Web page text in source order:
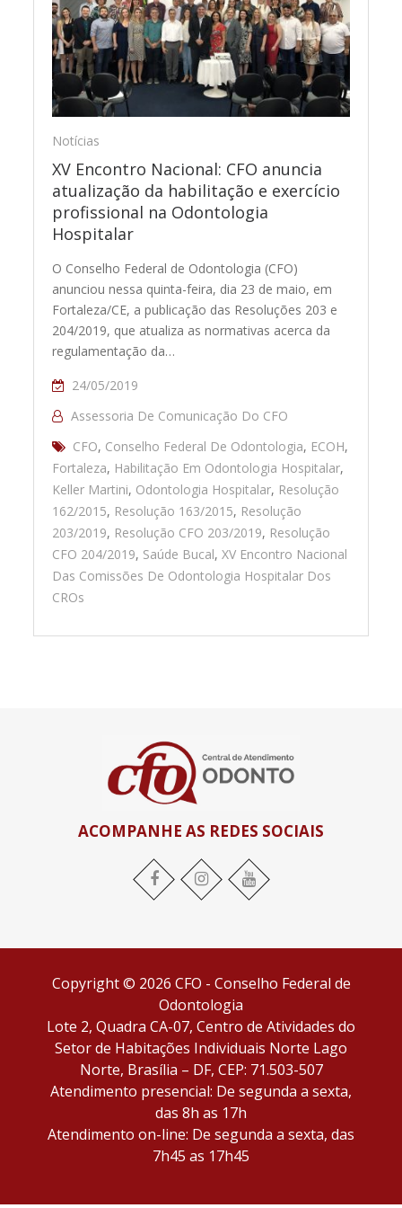
Notícias
XV Encontro Nacional: CFO anuncia
atualização da habilitação e exercício
profissional na Odontologia
Hospitalar
O Conselho Federal de Odontologia (CFO)
anunciou nessa quinta-feira, dia 23 de maio, em
Fortaleza/CE, a publicação das Resoluções 203 e
204/2019, que atualiza as normativas acerca da
regulamentação da…
24/05/2019
Assessoria De Comunicação Do CFO
CFO, Conselho Federal De Odontologia, ECOH,
Fortaleza, Habilitação Em Odontologia Hospitalar,
Keller Martini, Odontologia Hospitalar, Resolução
162/2015, Resolução 163/2015, Resolução
203/2019, Resolução CFO 203/2019, Resolução
CFO 204/2019, Saúde Bucal,XV Encontro Nacional
Das Comissões De Odontologia Hospitalar Dos
CROs
ACOMPANHE AS REDES SOCIAIS
Facebook Instagram YouTube
Copyright © 2026 CFO - Conselho Federal de
Odontologia
Lote 2, Quadra CA-07, Centro de Atividades do
Setor de Habitações Individuais Norte Lago
Norte, Brasília – DF, CEP: 71.503-507
Atendimento presencial: De segunda a sexta,
das 8h as 17h
Atendimento on-line: De segunda a sexta, das
7h45 as 17h45